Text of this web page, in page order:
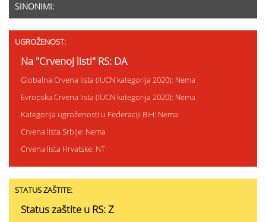
SINONIMI:
UGROŽENOST:
Na "Crvenoj listi" RS: DA
Globalna Crvena lista (IUCN kategorija 2020): Nema
Evropska Crvena lista (IUCN kategorija 2020): Nema
Kategorija ugroženosti u Federaciji BiH: Nema
Crvena lista Srbije: Nema
Crvena lista Hrvatske: NT
STATUS ZAŠTITE:
Status zaštite u RS: Z